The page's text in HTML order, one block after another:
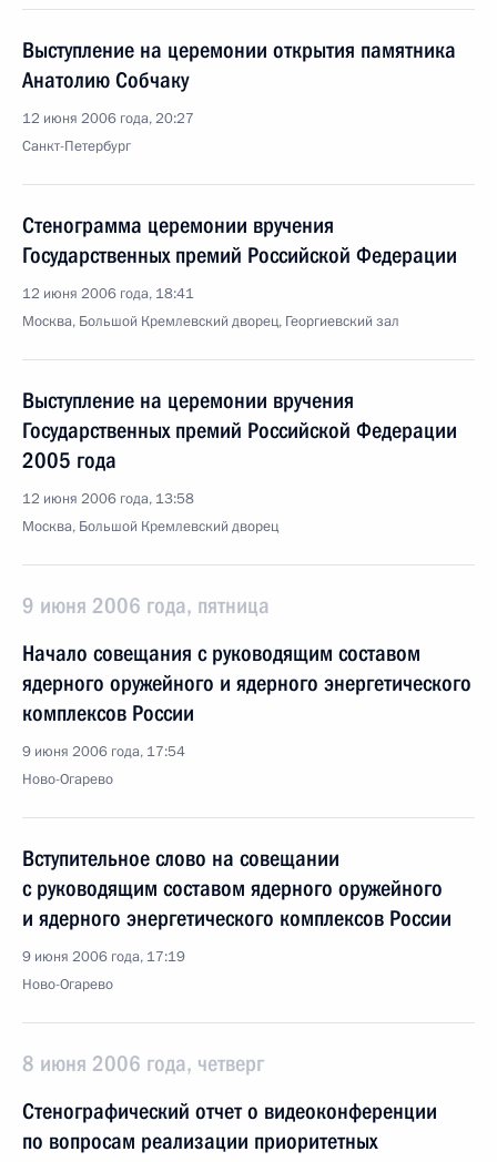
Выступление на церемонии открытия памятника
Анатолию Собчаку
12 июня 2006 года, 20:27
Санкт-Петербург
Стенограмма церемонии вручения
Государственных премий Российской Федерации
12 июня 2006 года, 18:41
Москва, Большой Кремлевский дворец, Георгиевский зал
Выступление на церемонии вручения
Государственных премий Российской Федерации
2005 года
12 июня 2006 года, 13:58
Москва, Большой Кремлевский дворец
9 июня 2006 года, пятница
Начало совещания с руководящим составом
ядерного оружейного и ядерного энергетического
комплексов России
9 июня 2006 года, 17:54
Ново-Огарево
Вступительное слово на совещании
с руководящим составом ядерного оружейного
и ядерного энергетического комплексов России
9 июня 2006 года, 17:19
Ново-Огарево
8 июня 2006 года, четверг
Стенографический отчет о видеоконференции
по вопросам реализации приоритетных